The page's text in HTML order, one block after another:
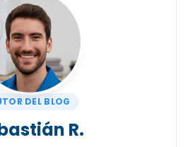
DEL BLOG
R.